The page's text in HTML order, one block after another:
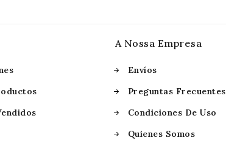
A Nossa Empresa
Envíos
Preguntas Frecuentes
Condiciones De Uso
Quienes Somos